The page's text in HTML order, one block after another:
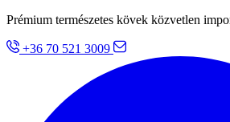
Prémium természetes kövek közvetlen
+36 70 521 3009